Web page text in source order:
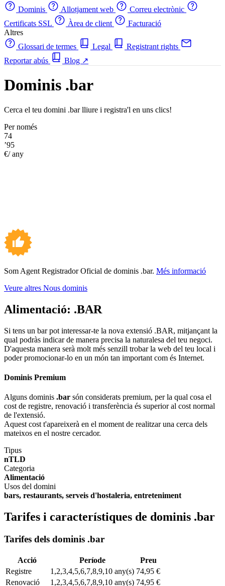
Dominis
Allotjament web
Correu electrònic
Certificats SSL
Àrea de client
Facturació
Altres
Glossari de termes
Legal
Registrant rights
Reportar abús
Blog ↗
Dominis .bar
Cerca el teu domini .bar lliure i registra'l en uns clics!
Per només
74
’95
€/ any
Som Agent Registrador Oficial de dominis .bar. Més informació
Veure altres Nous dominis
Alimentació: .BAR
Si tens un bar pot interessar-te la nova extensió .BAR, mitjançant la
qual podràs indicar de manera precisa la naturalesa del teu negoci.
D'aquesta manera serà molt més senzill trobar la web del teu local i
poder promocionar-lo en un món tan important com és Internet.
Dominis Premium
Alguns dominis .bar són considerats premium, per la qual cosa el
cost de registre, renovació i transferència és superior al cost normal
de l'extensió.
Aquest cost t'apareixerà en el moment de realitzar una cerca dels
mateixos en el nostre cercador.
Tipus
nTLD
Categoria
Alimentació
Usos del domini
bars, restaurants, serveis d'hostaleria, entreteniment
Tarifes i característiques de dominis .bar
Tarifes dels dominis .bar
Acció Període
Preu
Registre
1,2,3,4,5,6,7,8,9,10 any(s) 74,95 €
Renovació
1,2,3,4,5,6,7,8,9,10 any(s) 74,95 €